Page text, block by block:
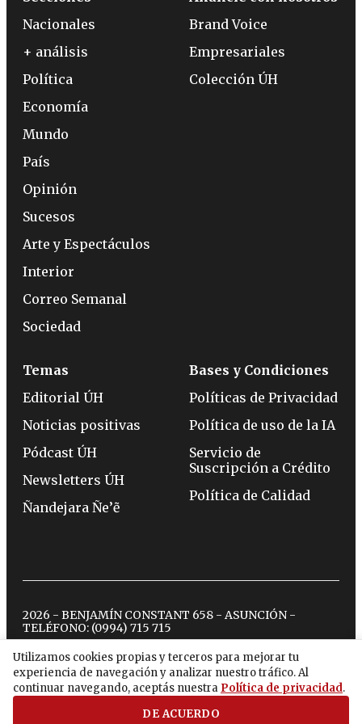
Utilizamos cookies propias y terceros para mejorar tu
experiencia de navegación y analizar nuestro tráfico. Al
continuar navegando, aceptás nuestra Política de privacidad.
DE ACUERDO
Nacionales
+ análisis
Política
Economía
Mundo
País
Opinión
Sucesos
Arte y Espectáculos
Interior
Correo Semanal
Sociedad
Brand Voice
Empresariales
Colección ÚH
Temas
Editorial ÚH
Noticias positivas
Pódcast ÚH
Newsletters ÚH
Ñandejara Ñe’ẽ
Bases y Condiciones
Políticas de Privacidad
Política de uso de la IA
Servicio de
Suscripción a Crédito
Política de Calidad
2026 - BENJAMÍN CONSTANT 658 - ASUNCIÓN -
TELÉFONO: (0994) 715 715
twitterinstagram
facebook
tiktokyoutubespotify